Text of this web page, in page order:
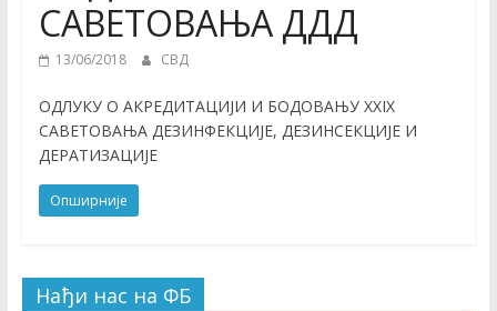
САВЕТОВАЊА ДДД
13/06/2018 СВД
ОДЛУКУ О АКРЕДИТАЦИЈИ И БОДОВАЊУ XXIX
САВЕТОВАЊА ДЕЗИНФЕКЦИЈЕ, ДЕЗИНСЕКЦИЈЕ И
ДЕРАТИЗАЦИЈЕ
Опширније
Нађи нас на ФБ